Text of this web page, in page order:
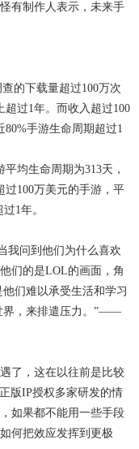
有制作人表示，未来手
的下载量超过100万次
超过1年。而收入超过100
手游生命周期超过1
均生命周期为313天，
过100万美元的手游，平
1年。
我问到他们为什么喜欢
们的是LOL的画面，角
们难以承受生活和学习
界，来排遣压力。”——
了，这在以往前是比较
版IP授权多家研发的情
如果都不能用一些手段
何把效应发挥到更极